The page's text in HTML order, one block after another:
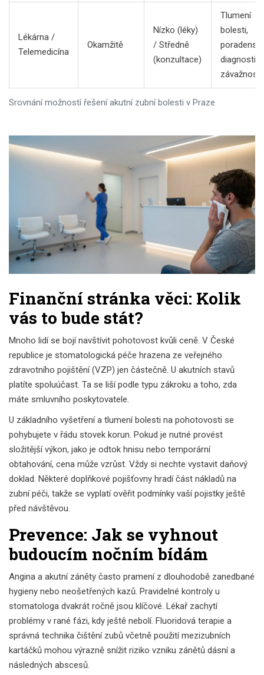
Srovnání možností řešení akutní zubní bolesti v Praze
Lékárna /
Telemedicína
Okamžitě
Nízko (léky)
/ Středně
(konzultace)
Tlumení
bolesti,
diagnostika
závažnosti
Finanční stránka věci: Kolik
vás to bude stát?
Mnoho lidí se bojí navštívit pohotovost kvůli ceně. V České
republice je stomatologická péče hrazena ze veřejného
zdravotního pojištění (VZP) jen částečně. U akutních stavů
platíte spoluúčast. Ta se liší podle typu zákroku a toho, zda
máte smluvního poskytovatele.
U základního vyšetření a tlumení bolesti na pohotovosti se
pohybujete v řádu stovek korun. Pokud je nutné provést
složitější výkon, jako je odtok hnisu nebo temporární
obtahování, cena může vzrůst. Vždy si nechte vystavit daňový
doklad. Některé doplňkové pojišťovny hradí část nákladů na
zubní péči, takže se vyplatí ověřit podmínky vaší pojistky ještě
před návštěvou.
Prevence: Jak se vyhnout
budoucím nočním bídám
Angina a akutní záněty často pramení z dlouhodobě zanedbané
hygieny nebo neošetřených kazů. Pravidelné kontroly u
stomatologa dvakrát ročně jsou klíčové. Lékař zachytí
problémy v rané fázi, kdy ještě nebolí. Fluoridová terapie a
správná technika čištění zubů včetně použití mezizubních
kartáčků mohou výrazně snížit riziko vzniku zánětů dásní a
následných abscesů.